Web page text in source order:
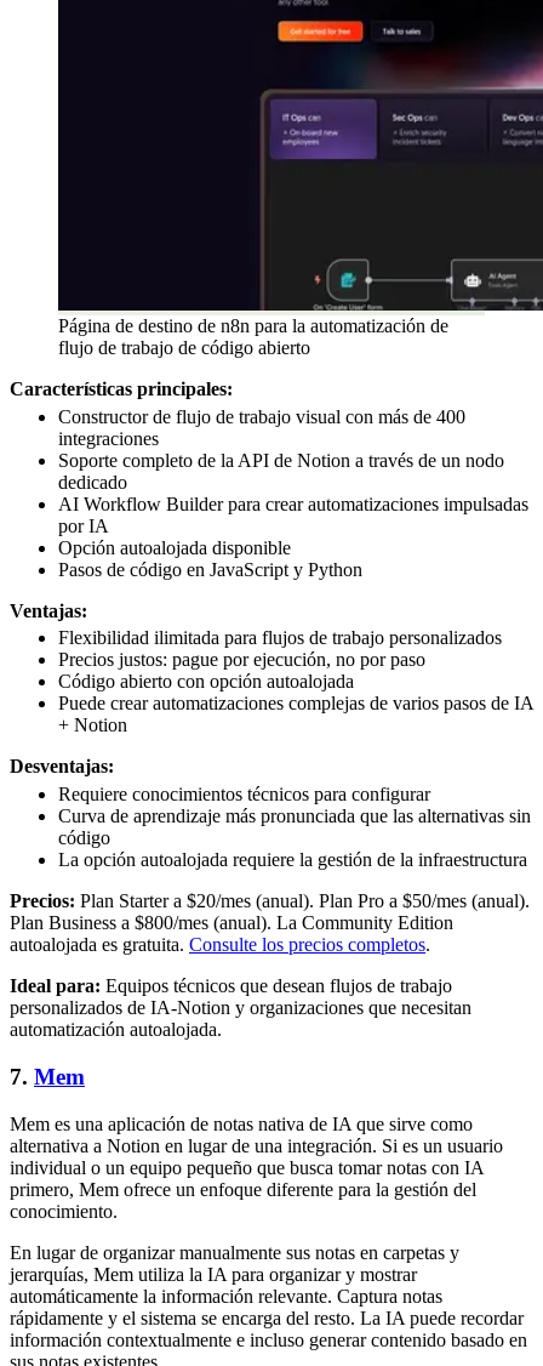
Página de destino de n8n para la automatización de
flujo de trabajo de código abierto
Características principales:
Constructor de flujo de trabajo visual con más de 400
integraciones
Soporte completo de la API de Notion a través de un nodo
dedicado
AI Workflow Builder para crear automatizaciones impulsadas
por IA
Opción autoalojada disponible
Pasos de código en JavaScript y Python
Ventajas:
Flexibilidad ilimitada para flujos de trabajo personalizados
Precios justos: pague por ejecución, no por paso
Código abierto con opción autoalojada
Puede crear automatizaciones complejas de varios pasos de IA
+ Notion
Desventajas:
Requiere conocimientos técnicos para configurar
Curva de aprendizaje más pronunciada que las alternativas sin
código
La opción autoalojada requiere la gestión de la infraestructura
Precios: Plan Starter a $20/mes (anual). Plan Pro a $50/mes (anual).
Plan Business a $800/mes (anual). La Community Edition
autoalojada es gratuita. Consulte los precios completos.
Ideal para: Equipos técnicos que desean flujos de trabajo
personalizados de IA-Notion y organizaciones que necesitan
automatización autoalojada.
7. Mem
Mem es una aplicación de notas nativa de IA que sirve como
alternativa a Notion en lugar de una integración. Si es un usuario
individual o un equipo pequeño que busca tomar notas con IA
primero, Mem ofrece un enfoque diferente para la gestión del
conocimiento.
En lugar de organizar manualmente sus notas en carpetas y
jerarquías, Mem utiliza la IA para organizar y mostrar
automáticamente la información relevante. Captura notas
rápidamente y el sistema se encarga del resto. La IA puede recordar
información contextualmente e incluso generar contenido basado en
sus notas existentes.